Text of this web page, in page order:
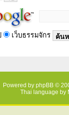
เว็บธรรมจักร
Powered by phpBB ©
Thai language by